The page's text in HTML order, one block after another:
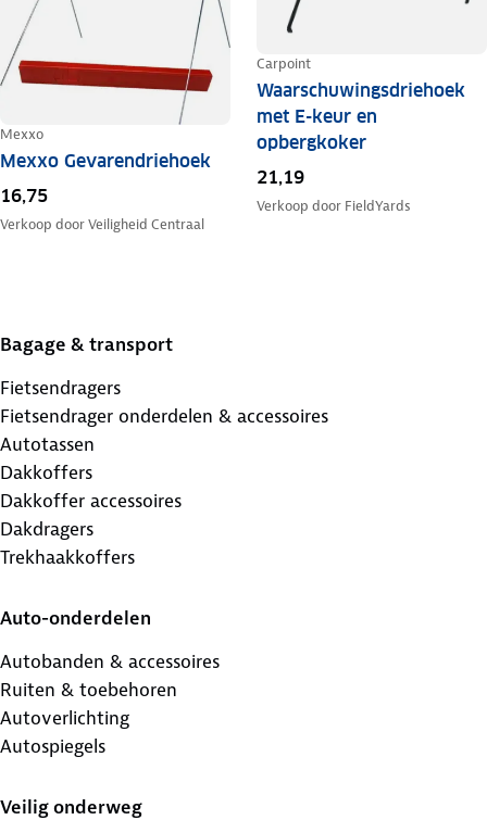
Mexxo
Mexxo Gevarendriehoek
16,75
Verkoop doorVeiligheid Centraal
Carpoint
Waarschuwingsdriehoek
met E-keur en
opbergkoker
21,19
Verkoop door FieldYards
Bagage & transport
Fietsendragers
Fietsendrager onderdelen & accessoires
Autotassen
Dakkoffers
Dakkoffer accessoires
Dakdragers
Trekhaakkoffers
Auto-onderdelen
Autobanden & accessoires
Ruiten & toebehoren
Autoverlichting
Autospiegels
Veilig onderweg